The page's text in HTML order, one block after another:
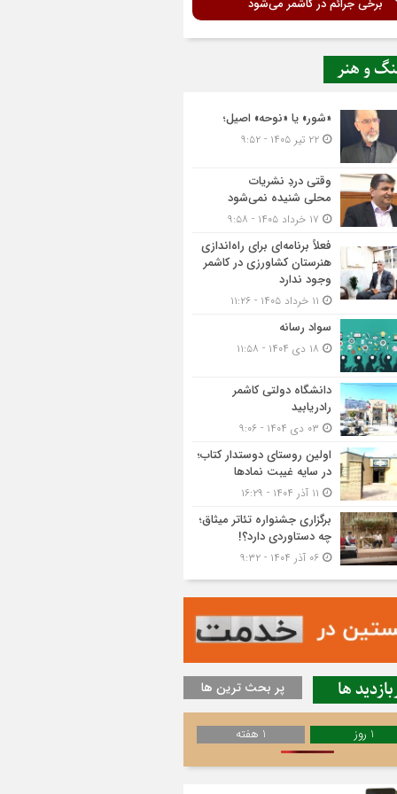
و هنر
«شور» یا «نوحه» اصیل؛
وقتی دردِ نشریات
محلی شنیده نمی‌شود
فعلاً برنامه‌ای برای راه‌اندازی
هنرستان کشاورزی در کاشمر
وجود ندارد
سواد رسانه
دانشگاه دولتی کاشمر‌
رادریابید
اولین روستای دوستدار کتاب؛
در سایه غیبت نمادها
برگزاری جشنواره تئاتر میثاق؛
چه دستاوردی دارد؟!
ها پر بحث ترین ها
1 روز 1 هفته